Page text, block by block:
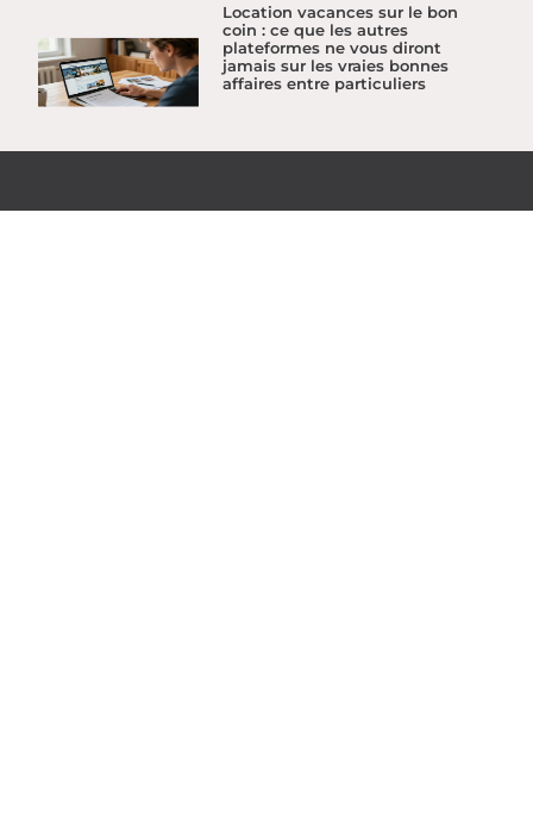
Location vacances sur le bon
coin : ce que les autres
plateformes ne vous diront
jamais sur les vraies bonnes
affaires entre particuliers